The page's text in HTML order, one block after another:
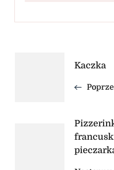
Nawigacja
Kaczka